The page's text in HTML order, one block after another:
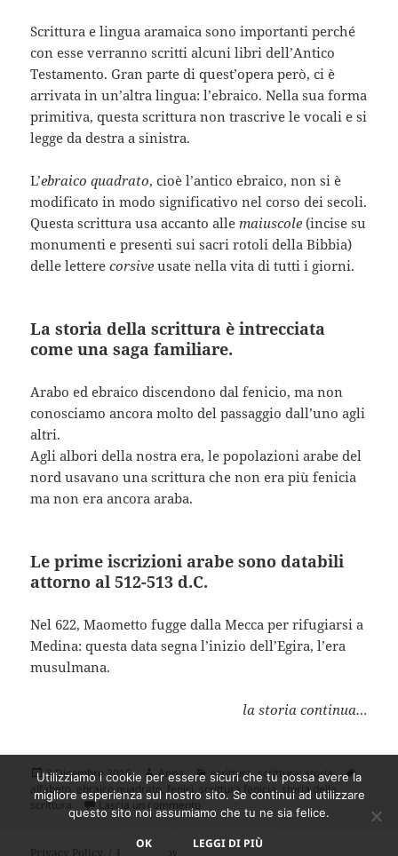
Scrittura e lingua aramaica sono importanti perché
con esse verranno scritti alcuni libri dell’Antico
Testamento. Gran parte di quest’opera però, ci è
arrivata in un’altra lingua: l’ebraico. Nella sua forma
primitiva, questa scrittura non trascrive le vocali e si
legge da destra a sinistra.
L’ebraico quadrato, cioè l’antico ebraico, non si è
modificato in modo significativo nel corso dei secoli.
Questa scrittura usa accanto alle maiuscole (incise su
monumenti e presenti sui sacri rotoli della Bibbia)
delle letterecorsive usate nella vita di tutti i giorni.
La storia della scrittura è intrecciata
come una saga familiare.
Arabo ed ebraico discendono dal fenicio, ma non
conosciamo ancora molto del passaggio dall’uno agli
altri.
Agli albori della nostra era, le popolazioni arabe del
nord usavano una scrittura che non era più fenicia
ma non era ancora araba.
Le prime iscrizioni arabe sono databili
attorno al 512-513 d.C.
Nel 622, Maometto fugge dalla Mecca per rifugiarsi a
Medina: questa data segna l’inizio dell’Egira, l’era
musulmana.
la storia continua…
Scritto
il
3 Dicembre 2015 Autore
Anna Categorie
scrittura,scrittura: storia
Tag
alfabeto, ebraico quadrato, fenici, scrittura fenicia,storia della
scrittura
Lascia un commentosu Storia della scrittura: dai geroglifici
Privacy Policy Proudly powered by WordPress
Utilizziamo i cookie per essere sicuri che tu possa avere la
migliore esperienza sul nostro sito. Se continui ad utilizzare
questo sito noi assumiamo che tu ne sia felice.
OK LEGGI DI PIÙ